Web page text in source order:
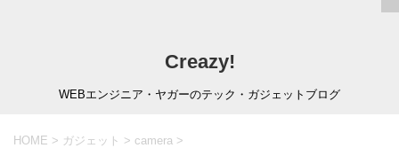
Creazy!
WEBエンジニア・ヤガーのテック・ガジェットブログ
HOME > ガジェット > camera >